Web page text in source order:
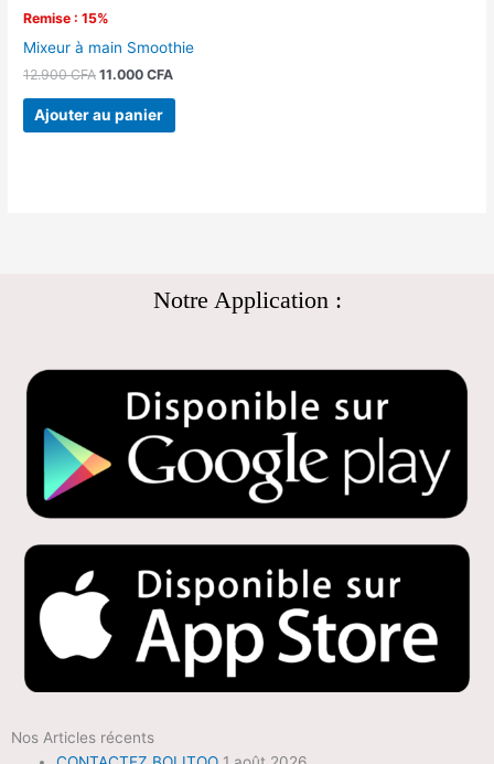
Remise : 15%
Mixeur à main Smoothie
12.900CFA 11.000CFA
Ajouter au panier
Notre Application :
Nos Articles récents